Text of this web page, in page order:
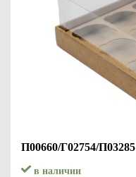
П00660/Г02754/П03285
в наличии